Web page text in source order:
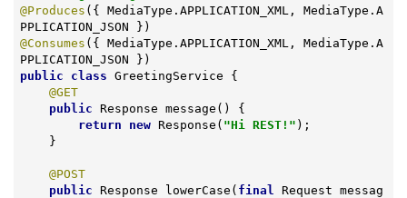
@Produces ({ MediaType.APPLICATION_XML, MediaType.A
@Consumes ({ MediaType.APPLICATION_XML, MediaType.A
public
class GreetingService
{
@GET
public Response message ()
{
return
new Response( "Hi REST!" );
@POST
public Response lowerCase ( final
Request messag